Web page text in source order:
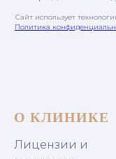
Сайт использует
Политика
О КЛИНИКЕ
Лицензии и